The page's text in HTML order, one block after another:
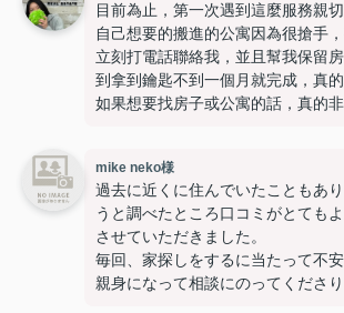
目前為止，第一次遇到這麼服務親
自己想要的搬進的公寓因為很搶手
立刻打電話聯絡我，並且幫我保留
到拿到鑰匙不到一個月就完成，真的
如果想要找房子或公寓的話，真的非
mike neko様
過去に近くに住んでいたこともあ
うと調べたところ口コミがとても
させていただきました。
毎回、家探しをするに当たって不
親身になって相談にのってくださり